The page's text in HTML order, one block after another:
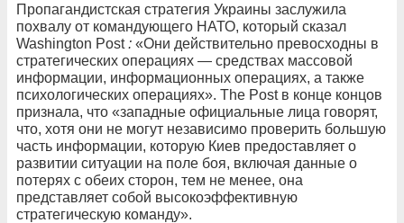
Пропагандистская стратегия Украины заслужила
похвалу от командующего НАТО, который сказал
Washington Post: «Они действительно превосходны в
стратегических операциях — средствах массовой
информации, информационных операциях, а также
психологических операциях». The Post в конце концов
признала, что «западные официальные лица говорят,
что, хотя они не могут независимо проверить большую
часть информации, которую Киев предоставляет о
развитии ситуации на поле боя, включая данные о
потерях с обеих сторон, тем не менее, она
представляет собой высокоэффективную
стратегическую команду».